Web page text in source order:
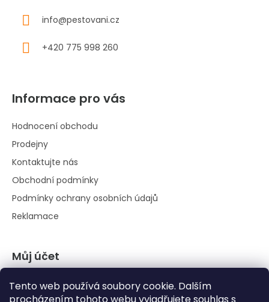
Tento web používá soubory cookie. Dalším
info@pestovani.cz
+420 775 998 260
Informace pro vás
Hodnocení obchodu
Prodejny
Kontaktujte nás
Obchodní podmínky
Podmínky ochrany osobních údajů
Reklamace
Můj účet
Registrace